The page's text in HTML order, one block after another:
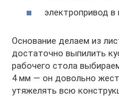
электропривод в
Основание делаем из
достаточно выпилить
рабочего стола
4 мм — он довольно
утяжелять всю